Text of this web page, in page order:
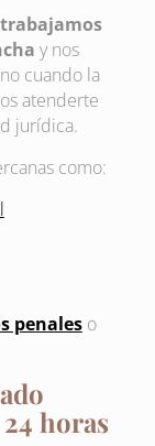
trabajamos
y nos
cuando la
atenderte
jurídica.
como:
penaleso
horas